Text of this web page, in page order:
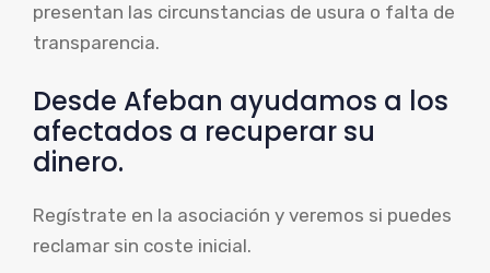
presentan las circunstancias de usura o falta de
transparencia.
Desde Afeban ayudamos a los
afectados a recuperar su
dinero.
Regístrate en la asociación y veremos si puedes
reclamar sin coste inicial.